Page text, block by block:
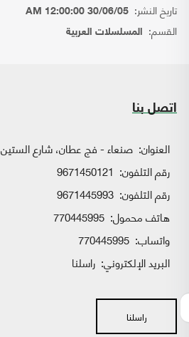
تاريخ النشر: 30/06/05 12:00:00 AM
القسم: المسلسلات العربية
اتصل بنا
العنوان: صنعاء - فج عطان، شارع الستين
رقم التلفون: 9671450121
رقم التلفون: 9671445993
هاتف محمول: 770445995
واتساب:
البريد الإلكتروني: راسلنا
راسلنا